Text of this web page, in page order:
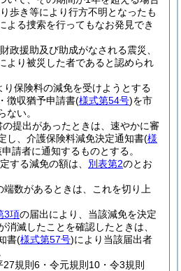
歩き等により行方不明となったも
よる捜索を行ってもなお発見でき
政援助及び助成がなされる震災、
より被災した者であると認められ
り保険料の減免を受けようとする
徴収猶予申請書(様式第54号)を市
ない。
の提出があったときは、速やかに審
し、介護保険料減免決定通知書(様
請者に通知するものとする。
する減免の額は、 別表第2のとお
数があるときは、これを切り上
3項の届出により、当該減免を決定
消滅したことを確認したときは、
書(様式第57号)により当該届出者
規則6・令元規則10・令3規則